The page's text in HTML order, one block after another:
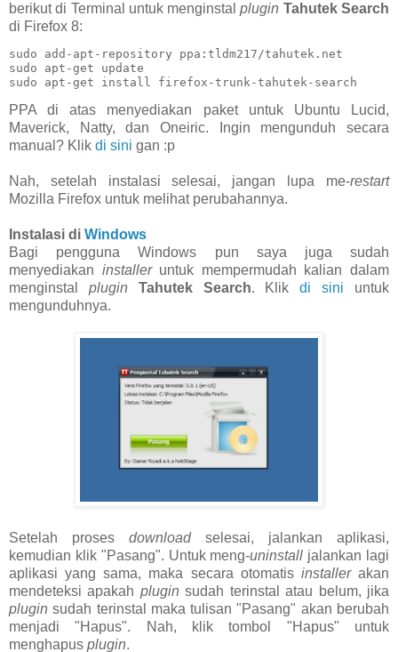
berikut di Terminal untuk menginstalplugin Tahutek Search
di Firefox 8:
sudo add-apt-repository ppa:tldm217/tahutek.net
sudo apt-get update
sudo apt-get install firefox-trunk-tahutek-search
PPA di atas menyediakan paket untuk Ubuntu Lucid,
Maverick, Natty, dan Oneiric. Ingin mengunduh secara
manual? Klik di sini gan :p
Nah, setelah instalasi selesai, jangan lupa me-restart
Mozilla Firefox untuk melihat perubahannya.
Instalasi di Windows
Bagi pengguna Windows pun saya juga sudah
menyediakan installeruntuk mempermudah kalian dalam
menginstal plugin Tahutek Search. Klikdi sini untuk
mengunduhnya.
Setelah proses downloadselesai, jalankan aplikasi,
kemudian klik "Pasang". Untuk meng-uninstall jalankan lagi
aplikasi yang sama, maka secara otomatis installerakan
mendeteksi apakah pluginsudah terinstal atau belum, jika
plugin sudah terinstal maka tulisan "Pasang" akan berubah
menjadi "Hapus". Nah, klik tombol "Hapus" untuk
menghapus plugin.